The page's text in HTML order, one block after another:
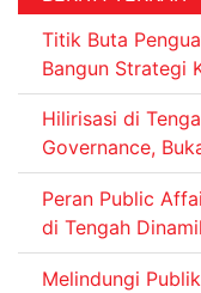
Titik Buta
Bangun Strategi
Hilirisasi di
Governance,
Peran Public
di Tengah
Melindungi